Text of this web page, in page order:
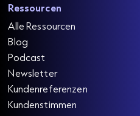
Ressourcen
Alle Ressourcen
Blog
Podcast
Newsletter
Kundenreferenzen
Kundenstimmen